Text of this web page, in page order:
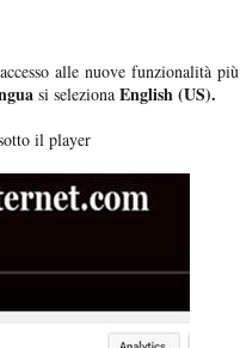
alle nuove funzionalità più
si seleziona English (US).
il player